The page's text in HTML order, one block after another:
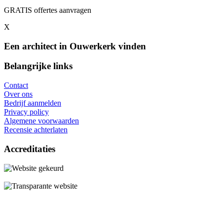
GRATIS offertes aanvragen
X
Een architect in Ouwerkerk vinden
Belangrijke links
Contact
Over ons
Bedrijf aanmelden
Privacy policy
Algemene voorwaarden
Recensie achterlaten
Accreditaties